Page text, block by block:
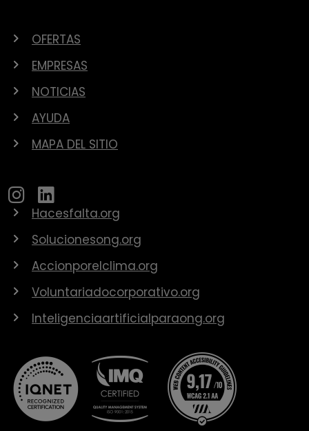
OFERTAS
EMPRESAS
NOTICIAS
AYUDA
MAPA DEL SITIO
Hacesfalta.org
Solucionesong.org
Accionporelclima.org
Voluntariadocorporativo.org
Inteligenciaartificialparaong.org